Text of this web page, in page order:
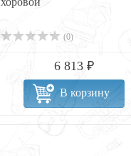
(0)
6 813 ₽
В корзину